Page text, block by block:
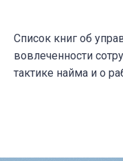
Список книг об
вовлеченности
тактике найма и о